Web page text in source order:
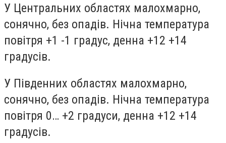
У Центральних областях малохмарно,
сонячно, без опадів. Нічна температура
повітря +1 -1 градус, денна +12 +14
градусів.
У Південних областях малохмарно,
сонячно, без опадів. Нічна температура
повітря 0… +2 градуси, денна +12 +14
градусів.